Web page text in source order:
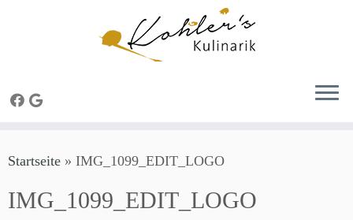
Inhalt
Startseite » IMG_1099_EDIT_LOGO
IMG_1099_EDIT_LOGO